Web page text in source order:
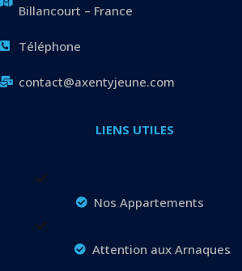
Billancourt – France
Téléphone
contact@axentyjeune.com
LIENS UTILES
Nos Appartements
Attention aux Arnaques